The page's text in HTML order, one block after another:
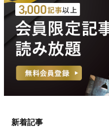
新着記事